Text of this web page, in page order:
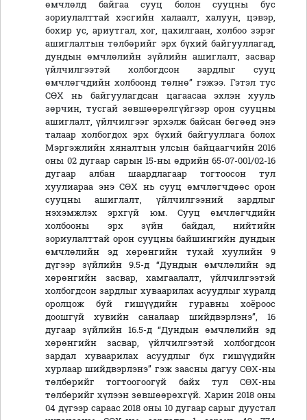
өмчлөлд байгаа сууц болон сууцны бус
зориулалттай хэсгийн халаалт, халуун, цэвэр,
бохир ус, ариутгал, хог, цахилгаан, холбоо зэрэг
ашиглалтын төлбөрийг эрх бүхий байгууллагад,
дундын өмчлөлийн зүйлийн ашиглалт, засвар
үйлчилгээтэй холбогдсон зардлыг сууц
өмчлөгчдийн холбоонд төлнө” гэжээ. Гэтэл тус
СӨХ нь байгуулагдсан цагаасаа эхлэн хууль
зөрчин, тусгай зөвшөөрөлгүйгээр орон сууцны
ашиглалт, үйлчилгээг эрхэлж байсан бөгөөд энэ
талаар холбогдох эрх бүхий байгууллага болох
Мэргэжлийн хяналтын улсын байцаагчийн 2016
оны 02 дугаар сарын 15-ны өдрийн 65-07-001/02-16
дугаар албан шаардлагаар тогтоосон тул
хуулиараа энэ СӨХ нь сууц өмчлөгчдөөс орон
сууцны ашиглалт, үйлчилгээний зардлыг
нэхэмжлэх эрхгүй юм. Сууц өмчлөгчдийн
холбооны эрх зүйн байдал, нийтийн
зориулалттай орон сууцны байшингийн дундын
өмчлөлийн эд хөрөнгийн тухай хуулийн 9
дүгээр зүйлийн 9.5-д “Дундын өмчлөлийн эд
хөрөнгийн засвар, хамгаалалт, үйлчилгээтэй
холбогдсон зардлыг хуваарилах асуудлыг хуралд
оролцож буй гишүүдийн гуравны хоёроос
доошгүй хувийн саналаар шийдвэрлэнэ”, 16
дугаар зүйлийн 16.5-д “Дундын өмчлөлийн эд
хөрөнгийн засвар, үйлчилгээтэй холбогдсон
зардал хуваарилах асуудлыг бүх гишүүдийн
хурлаар шийдвэрлэнэ” гэж заасны дагуу СӨХ-ны
төлбөрийг тогтоогоогүй байх тул СӨХ-ны
төлбөрийг хүлээн зөвшөөрөхгүй. Харин 2018 оны
04 дүгээр сараас 2018 оны 10 дугаар сарыг дуустал